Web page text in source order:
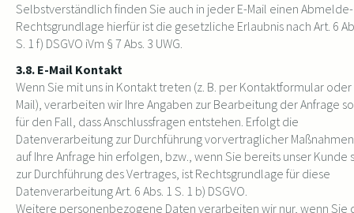
Selbstverständlich finden Sie auch in jeder E-Mail einen
Rechtsgrundlage hierfür ist die gesetzliche Erlaubnis nach Art. 6
S. 1 f) DSGVO iVm § 7 Abs. 3 UWG.
3.8. E-Mail Kontakt
Wenn Sie mit uns in Kontakt treten (z. B. per Kontaktformular oder
Mail), verarbeiten wir Ihre Angaben zur Bearbeitung der Anfrage
für den Fall, dass Anschlussfragen entstehen. Erfolgt die
Datenverarbeitung zur Durchführung vorvertraglicher
auf Ihre Anfrage hin erfolgen, bzw., wenn Sie bereits unser Kunde
zur Durchführung des Vertrages, ist Rechtsgrundlage für diese
Datenverarbeitung Art. 6 Abs. 1 S. 1 b) DSGVO.
Weitere personenbezogene Daten verarbeiten wir nur, wenn Sie